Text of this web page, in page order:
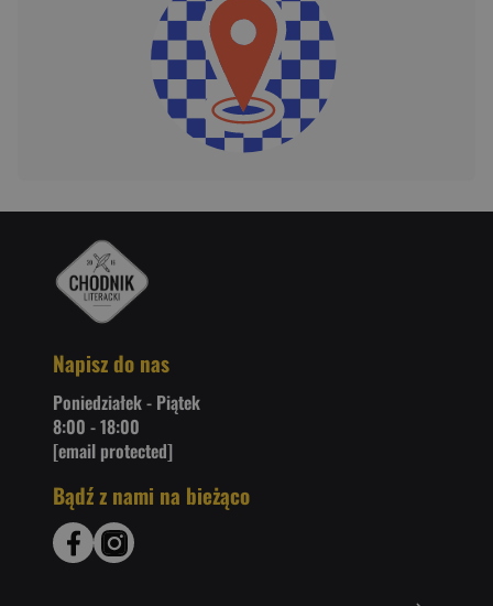
Napisz do nas
Poniedziałek - Piątek
8:00 - 18:00
[email protected]
Bądź z nami na bieżąco